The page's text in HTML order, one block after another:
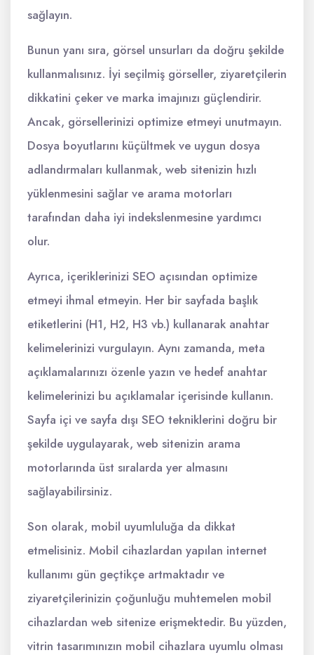
sağlayın.
Bunun yanı sıra, görsel unsurları da doğru şekilde
kullanmalısınız. İyi seçilmiş görseller, ziyaretçilerin
dikkatini çeker ve marka imajınızı güçlendirir.
Ancak, görsellerinizi optimize etmeyi unutmayın.
Dosya boyutlarını küçültmek ve uygun dosya
adlandırmaları kullanmak, web sitenizin hızlı
yüklenmesini sağlar ve arama motorları
tarafından daha iyi indekslenmesine yardımcı
olur.
Ayrıca, içeriklerinizi SEO açısından optimize
etmeyi ihmal etmeyin. Her bir sayfada başlık
etiketlerini (H1, H2, H3 vb.) kullanarak anahtar
kelimelerinizi vurgulayın. Aynı zamanda, meta
açıklamalarınızı özenle yazın ve hedef anahtar
kelimelerinizi bu açıklamalar içerisinde kullanın.
Sayfa içi ve sayfa dışı SEO tekniklerini doğru bir
şekilde uygulayarak, web sitenizin arama
motorlarında üst sıralarda yer almasını
sağlayabilirsiniz.
Son olarak, mobil uyumluluğa da dikkat
etmelisiniz. Mobil cihazlardan yapılan internet
kullanımı gün geçtikçe artmaktadır ve
ziyaretçilerinizin çoğunluğu muhtemelen mobil
cihazlardan web sitenize erişmektedir. Bu yüzden,
vitrin tasarımınızın mobil cihazlara uyumlu olması